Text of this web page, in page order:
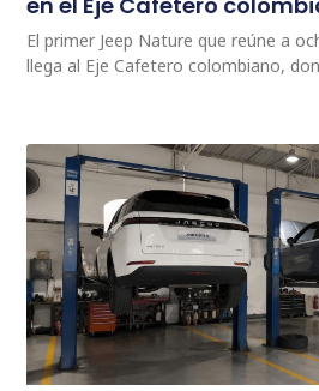
El primer Jeep Nature que reúne a
llega al Eje Cafetero colombiano,